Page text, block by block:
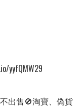
yyfQMW29
出售🚫淘寶、偽貨